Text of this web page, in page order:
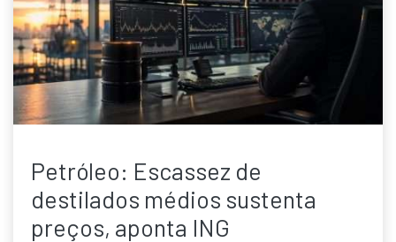
Petróleo: Escassez de
destilados médios sustenta
preços, aponta ING